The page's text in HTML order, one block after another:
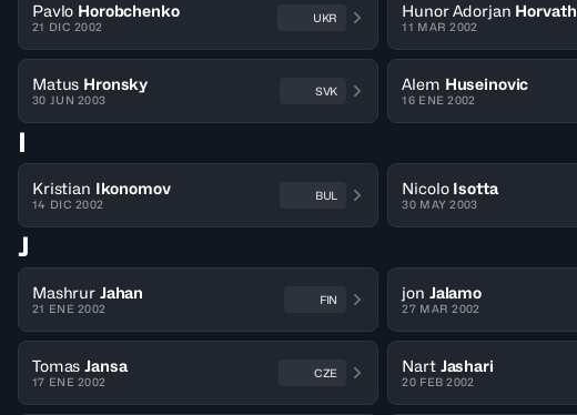
Pavlo Horobchenko
21 DIC 2002
UKR Hunor Adorjan Horvath
11 MAR 2002
Matus Hronsky
30 JUN 2003
SVK Alem Huseinovic
16 ENE 2002
I
Kristian Ikonomov
14 DIC 2002
BUL Nicolo Isotta
30 MAY 2003
J
Mashrur Jahan
21 ENE 2002
FIN jon Jalamo
27 MAR 2002
Tomas Jansa
17 ENE 2002
CZE Nart Jashari
20 FEB 2002